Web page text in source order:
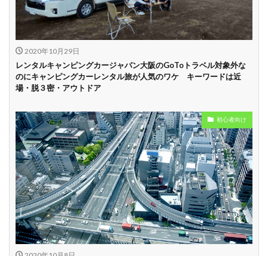
学割 早割
2020年10月29日
レンタルキャンピングカージャパン大阪のGoToトラベル対象外な
のにキャンピングカーレンタル旅が人気のワケ キーワードは近
場・脱３密・アウトドア
初心者向け